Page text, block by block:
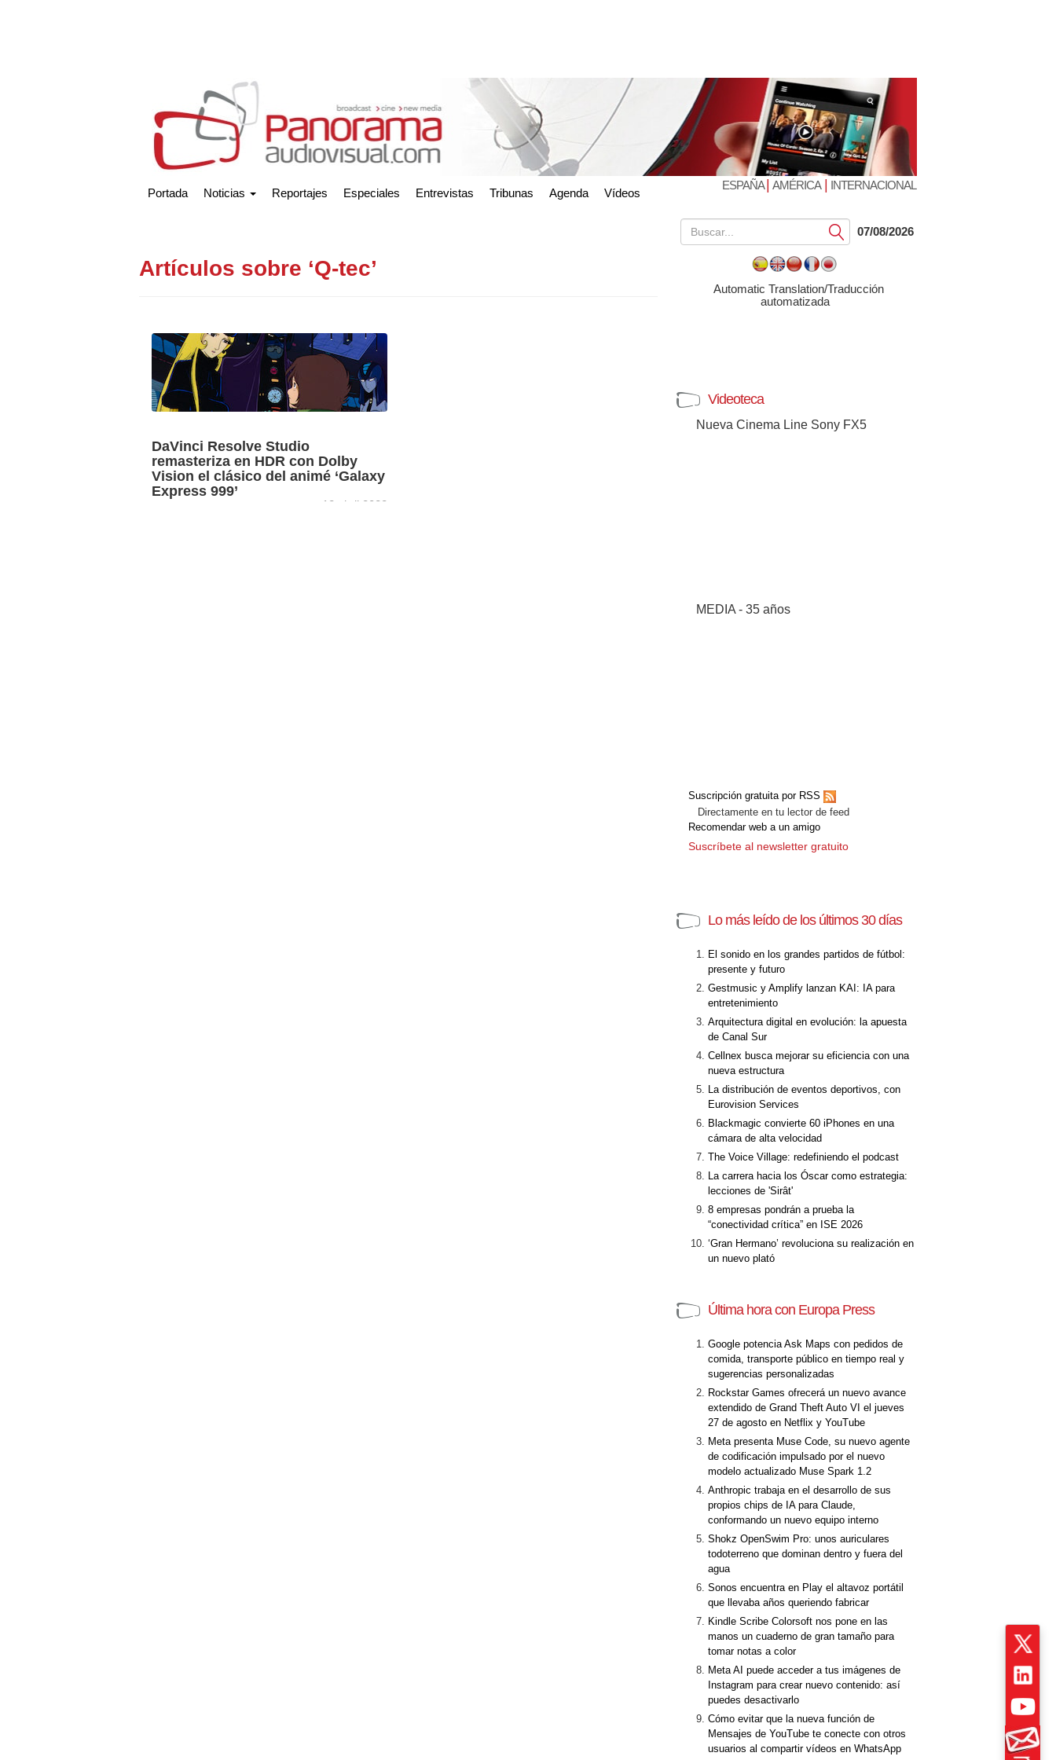
Portada Noticias Reportajes Especiales Entrevistas Tribunas Agenda Vídeos
ESPAÑA| AMÉRICA| INTERNACIONAL
Artículos sobre ‘Q-tec’
DaVinci Resolve Studio
remasteriza en HDR con Dolby
Vision el clásico del animé ‘Galaxy
Express 999’
12 abril 2022
Submit07/08/2026
Automatic Translation/Traducción
automatizada
Videoteca
Nueva Cinema Line Sony FX5
MEDIA - 35 años
Suscripción gratuita por RSS
Directamente en tu lector de feed
Recomendar web a un amigo
Suscríbete al newsletter gratuito
Lo más leído de los últimos 30 días
El sonido en los grandes partidos de fútbol:
presente y futuro
Gestmusic y Amplify lanzan KAI: IA para
entretenimiento
Arquitectura digital en evolución: la apuesta
de Canal Sur
Cellnex busca mejorar su eficiencia con una
nueva estructura
La distribución de eventos deportivos, con
Eurovision Services
Blackmagic convierte 60 iPhones en una
cámara de alta velocidad
The Voice Village: redefiniendo el podcast
La carrera hacia los Óscar como estrategia:
lecciones de 'Sirât'
8 empresas pondrán a prueba la
“conectividad crítica” en ISE 2026
‘Gran Hermano’ revoluciona su realización en
un nuevo plató
Última hora con Europa Press
Google potencia Ask Maps con pedidos de
comida, transporte público en tiempo real y
sugerencias personalizadas
Rockstar Games ofrecerá un nuevo avance
extendido de Grand Theft Auto VI el jueves
27 de agosto en Netflix y YouTube
Meta presenta Muse Code, su nuevo agente
de codificación impulsado por el nuevo
modelo actualizado Muse Spark 1.2
Anthropic trabaja en el desarrollo de sus
propios chips de IA para Claude,
conformando un nuevo equipo interno
Shokz OpenSwim Pro: unos auriculares
todoterreno que dominan dentro y fuera del
agua
Sonos encuentra en Play el altavoz portátil
que llevaba años queriendo fabricar
Kindle Scribe Colorsoft nos pone en las
manos un cuaderno de gran tamaño para
tomar notas a color
Meta AI puede acceder a tus imágenes de
Instagram para crear nuevo contenido: así
puedes desactivarlo
Cómo evitar que la nueva función de
Mensajes de YouTube te conecte con otros
usuarios al compartir vídeos en WhatsApp